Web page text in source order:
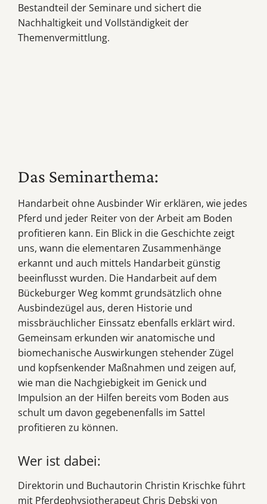
Bestandteil der Seminare und sichert die
Nachhaltigkeit und Vollständigkeit der
Themenvermittlung.
Das Seminarthema:
Handarbeit ohne Ausbinder Wir erklären, wie jedes
Pferd und jeder Reiter von der Arbeit am Boden
profitieren kann. Ein Blick in die Geschichte zeigt
uns, wann die elementaren Zusammenhänge
erkannt und auch mittels Handarbeit günstig
beeinflusst wurden. Die Handarbeit auf dem
Bückeburger Weg kommt grundsätzlich ohne
Ausbindezügel aus, deren Historie und
missbräuchlicher Einssatz ebenfalls erklärt wird.
Gemeinsam erkunden wir anatomische und
biomechanische Auswirkungen stehender Zügel
und kopfsenkender Maßnahmen und zeigen auf,
wie man die Nachgiebigkeit im Genick und
Impulsion an der Hilfen bereits vom Boden aus
schult um davon gegebenenfalls im Sattel
profitieren zu können.
Wer ist dabei:
Direktorin und Buchautorin Christin Krischke führt
mit Pferdephysiotherapeut Chris Debski von